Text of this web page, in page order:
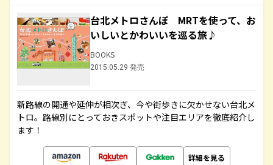
台北メトロさんぽ MRTを使って、お
いしいとかわいいを巡る旅♪
BOOKS
2015.05.29 発売
新路線の開通や延伸が相次ぎ、今や街歩きに欠かせない台北メ
トロ。路線別にとっておきスポットや注目エリアを徹底紹介し
ます！
詳細を見る